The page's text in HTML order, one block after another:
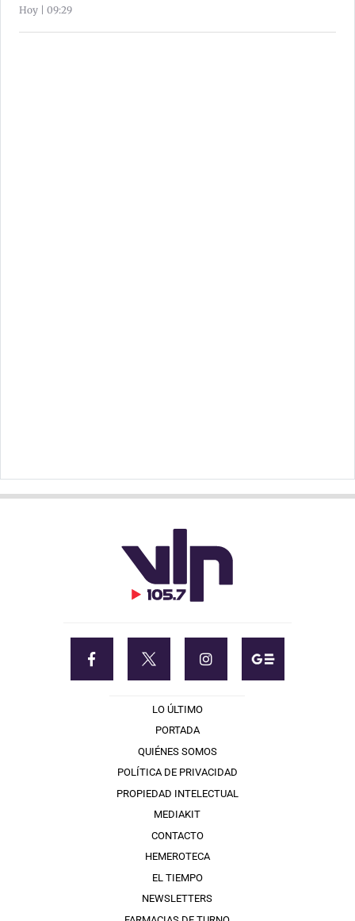
Hoy | 09:29
LO ÚLTIMO
PORTADA
QUIÉNES SOMOS
POLÍTICA DE PRIVACIDAD
PROPIEDAD INTELECTUAL
MEDIAKIT
CONTACTO
HEMEROTECA
EL TIEMPO
NEWSLETTERS